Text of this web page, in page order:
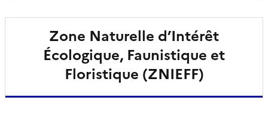
Zone Naturelle d’Intérêt
Écologique, Faunistique et
Floristique (ZNIEFF)